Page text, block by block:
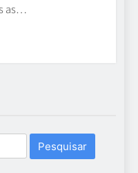
as…